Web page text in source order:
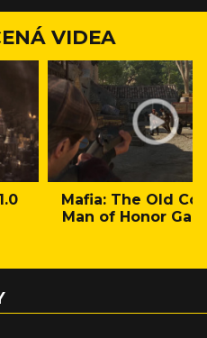
VIDEA
Mafia: The Old
Man of Honor